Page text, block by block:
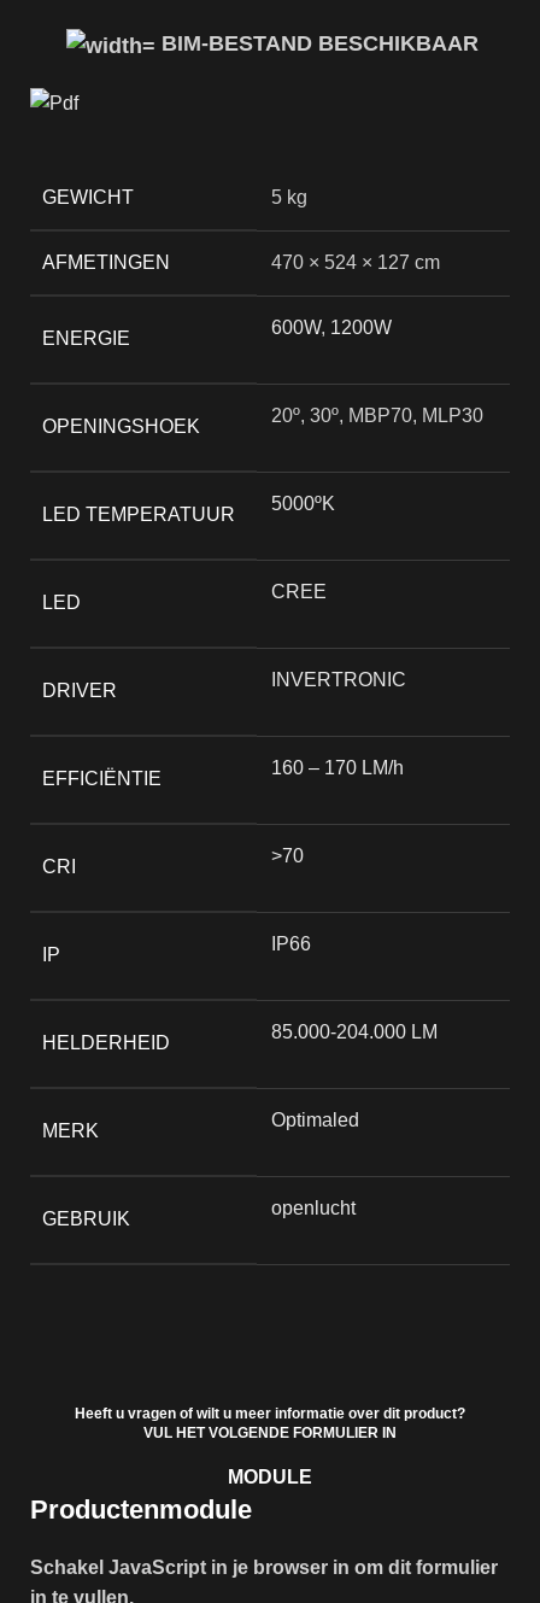
BIM-BESTAND BESCHIKBAAR
GEWICHT 5 kg
AFMETINGEN 470 × 524 × 127 cm
ENERGIE
600W, 1200W
OPENINGSHOEK
20º, 30º, MBP70, MLP30
LED TEMPERATUUR
5000ºK
LED
CREE
DRIVER
INVERTRONIC
EFFICIËNTIE
160 – 170 LM/h
CRI
>70
IP
IP66
HELDERHEID
85.000-204.000 LM
MERK
Optimaled
GEBRUIK
openlucht
Heeft u vragen of wilt u meer informatie over dit product?
VUL HET VOLGENDE FORMULIER IN
MODULE
Productenmodule
Schakel JavaScript in je browser in om dit formulier
in te vullen.